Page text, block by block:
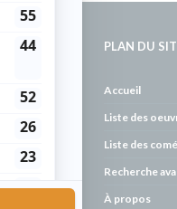
PLAN DU
Accueil
Liste des
Liste des
Recherche
À propos